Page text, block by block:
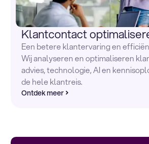
Klantcontact
Een betere klantervaring en
Wij analyseren en optimaliseren
advies, technologie, AI en
de hele klantreis.
Ontdek meer